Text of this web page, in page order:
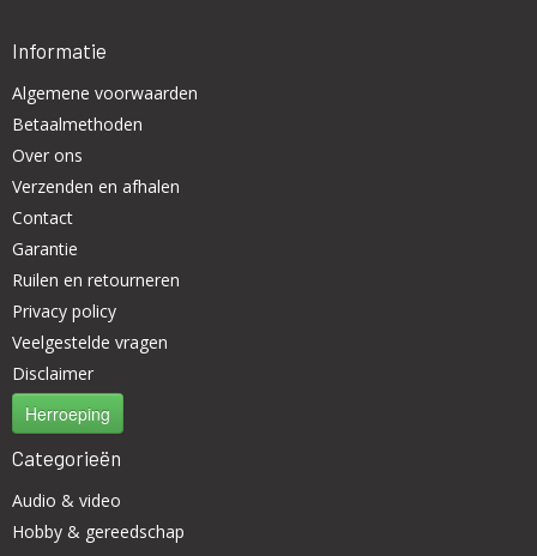
Informatie
Algemene voorwaarden
Betaalmethoden
Over ons
Verzenden en afhalen
Contact
Garantie
Ruilen en retourneren
Privacy policy
Veelgestelde vragen
Disclaimer
Herroeping
Categorieën
Audio & video
Hobby & gereedschap